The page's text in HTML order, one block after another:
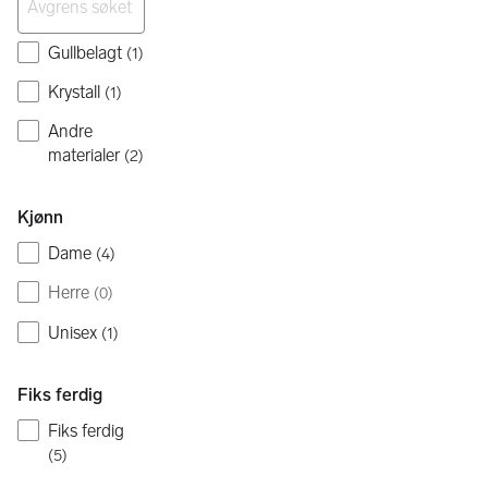
Gullbelagt (1)
Krystall (1)
Andre
materialer (2)
Kjønn
Dame (4)
Herre (0)
Unisex (1)
Fiks ferdig
Fiks ferdig
(5)